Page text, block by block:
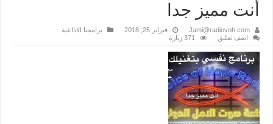
أنت مميز جدا
Jami@radiovoh.com فبراير 25, 2018
برامجنا الاذاعية
اضف تعليق
371 زيارة